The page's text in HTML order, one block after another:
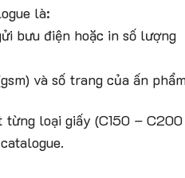
là:
bưu điện hoặc in số lượng
và số trang của ấn
loại giấy (C150 –